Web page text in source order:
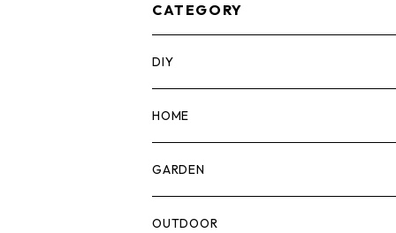
CATEGORY
DIY
マーカー
計測機器
腰袋・ツールホルスター
HOME
5ガロンバケツ
キッチン
GARDEN
剪定ばさみ
OUTDOOR